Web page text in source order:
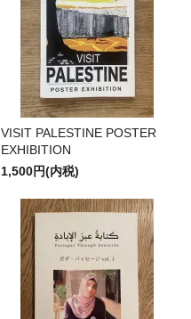
VISIT PALESTINE POSTER
EXHIBITION
1,500円(内税)